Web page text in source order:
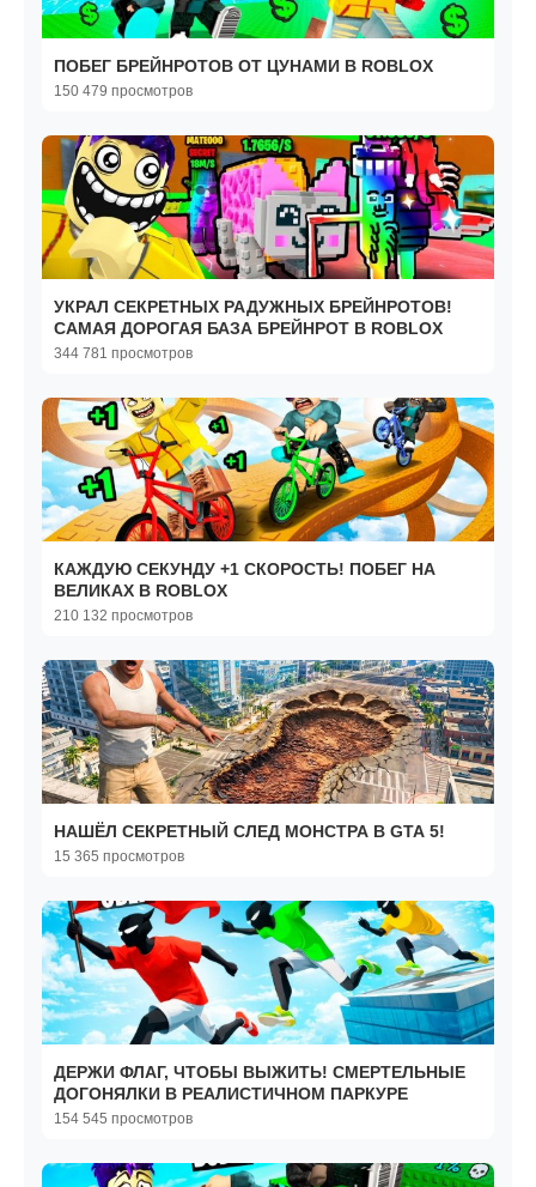
ПОБЕГ БРЕЙНРОТОВ ОТ ЦУНАМИ В ROBLOX
150 479 просмотров
УКРАЛ СЕКРЕТНЫХ РАДУЖНЫХ БРЕЙНРОТОВ!
САМАЯ ДОРОГАЯ БАЗА БРЕЙНРОТ В ROBLOX
344 781 просмотров
КАЖДУЮ СЕКУНДУ +1 СКОРОСТЬ! ПОБЕГ НА
ВЕЛИКАХ В ROBLOX
210 132 просмотров
НАШЁЛ СЕКРЕТНЫЙ СЛЕД МОНСТРА В GTA 5!
15 365 просмотров
ДЕРЖИ ФЛАГ, ЧТОБЫ ВЫЖИТЬ! СМЕРТЕЛЬНЫЕ
ДОГОНЯЛКИ В РЕАЛИСТИЧНОМ ПАРКУРЕ
154 545 просмотров